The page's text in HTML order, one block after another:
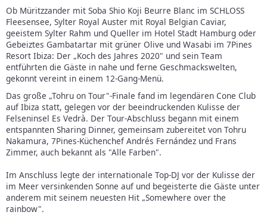
Ob Müritzzander mit Soba Shio Koji Beurre Blanc im SCHLOSS
Fleesensee, Sylter Royal Auster mit Royal Belgian Caviar,
geeistem Sylter Rahm und Queller im Hotel Stadt Hamburg oder
Gebeiztes Gambatartar mit grüner Olive und Wasabi im 7Pines
Resort Ibiza: Der „Koch des Jahres 2020" und sein Team
entführten die Gäste in nahe und ferne Geschmackswelten,
gekonnt vereint in einem 12-Gang-Menü.
Das große „Tohru on Tour"-Finale fand im legendären Cone Club
auf Ibiza statt, gelegen vor der beeindruckenden Kulisse der
Felseninsel Es Vedrà. Der Tour-Abschluss begann mit einem
entspannten Sharing Dinner, gemeinsam zubereitet von Tohru
Nakamura, 7Pines-Küchenchef Andrés Fernández und Frans
Zimmer, auch bekannt als "Alle Farben".
Im Anschluss legte der internationale Top-DJ vor der Kulisse der
im Meer versinkenden Sonne auf und begeisterte die Gäste unter
anderem mit seinem neuesten Hit „Somewhere over the
rainbow".